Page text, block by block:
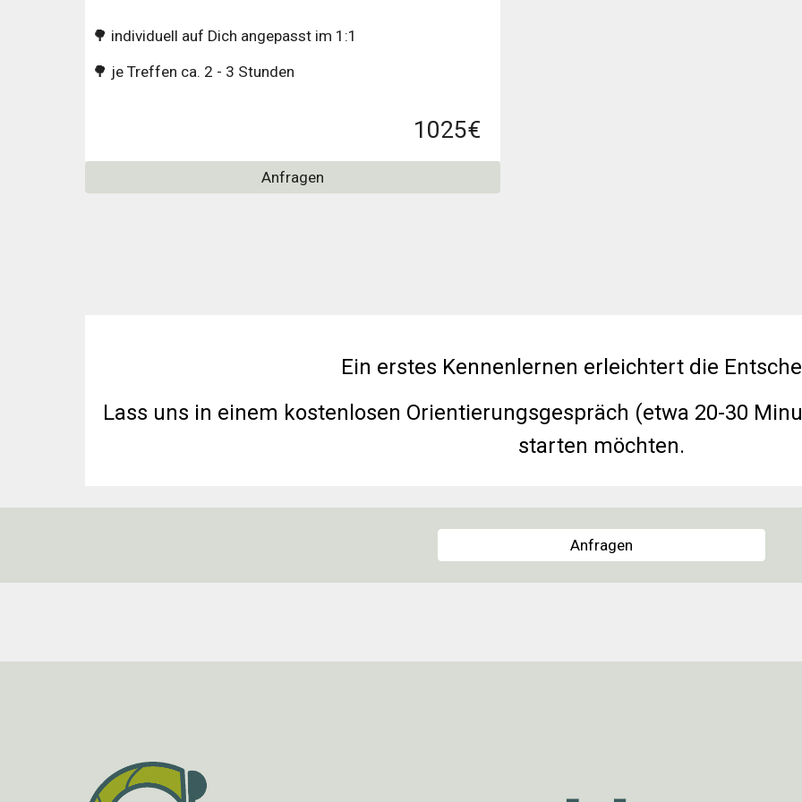
🌳 individuell auf Dich angepasst im 1:1
🌳 je Treffen ca. 2 - 3 Stunden
1025€
Anfragen
Ein erstes Kennenlernen erleichtert die
Lass uns in einem kostenlosen Orientierungsgespräch (etwa 20-30
starten möchten.
Anfragen